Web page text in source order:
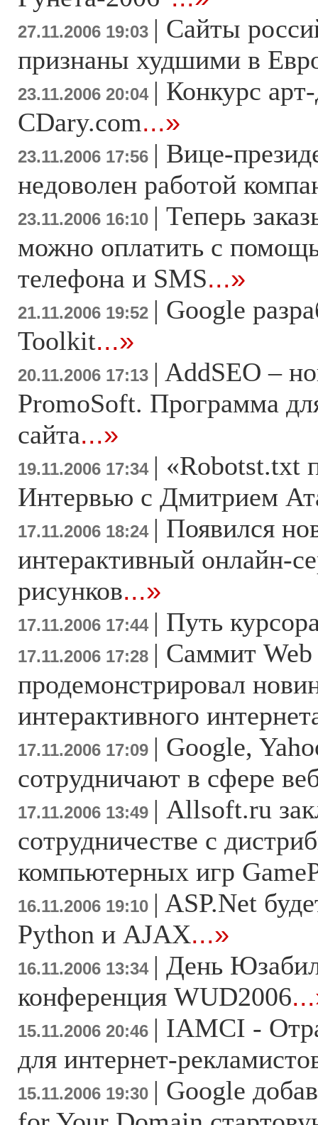
27.11.2006 19:03 | Сайты
признаны худшими в
23.11.2006 20:04 | Конкурс
CDary.com...»
23.11.2006 17:56 | Вице-
недоволен работой
23.11.2006 16:10 | Теперь
можно оплатить с
телефона и SMS...»
21.11.2006 19:52 | Google
Toolkit...»
20.11.2006 17:13 | AddSEO –
PromoSoft. Программа
сайта...»
19.11.2006 17:34 | «Robotst.txt
Интервью с Дмитрием
17.11.2006 18:24 | Появился
интерактивный онлайн-
рисунков...»
17.11.2006 17:44 | Путь
17.11.2006 17:28 | Саммит Web
продемонстрировал
интерактивного
17.11.2006 17:09 | Google,
сотрудничают в сфере
17.11.2006 13:49 | Allsoft.ru
сотрудничестве с
компьютерных игр
16.11.2006 19:10 | ASP.Net
Python и AJAX...»
16.11.2006 13:34 | День
конференция WUD2006
15.11.2006 20:46 | IAMCI -
для интернет-
15.11.2006 19:30 | Google